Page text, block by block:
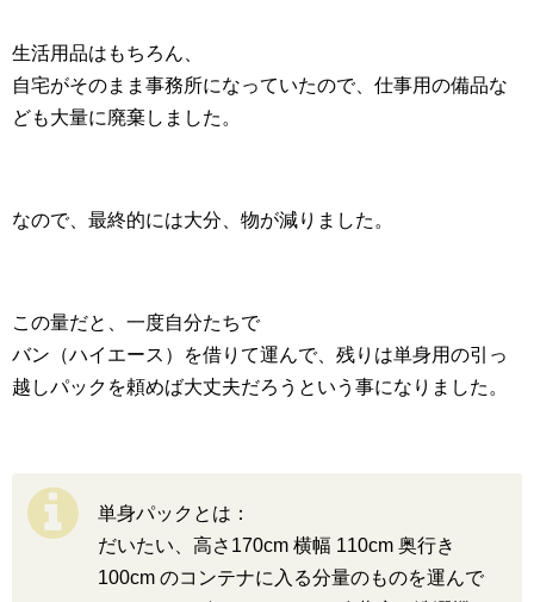
生活用品はもちろん、
自宅がそのまま事務所になっていたので、仕事用の備品な
ども大量に廃棄しました。
なので、最終的には大分、物が減りました。
この量だと、一度自分たちで
バン（ハイエース）を借りて運んで、残りは単身用の引っ
越しパックを頼めば大丈夫だろうという事になりました。
単身パックとは：
だいたい、高さ170cm 横幅 110cm 奥行き
100cm のコンテナに入る分量のものを運んで